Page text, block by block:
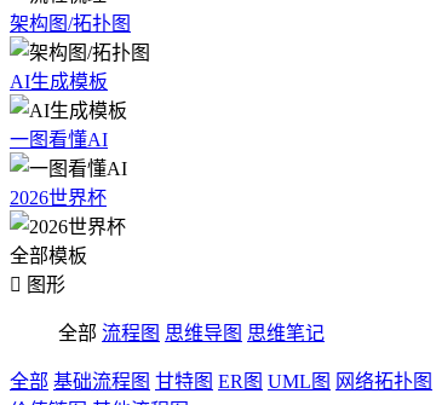
架构图/拓扑图
AI生成模板
一图看懂AI
2026世界杯
全部模板
 图形
全部 流程图 思维导图 思维笔记
全部 基础流程图 甘特图 ER图 UML图 网络拓扑图